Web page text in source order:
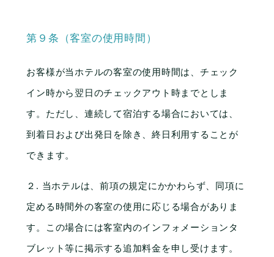
第９条（客室の使用時間）
お客様が当ホテルの客室の使用時間は、チェック
イン時から翌日のチェックアウト時までとしま
す。ただし、連続して宿泊する場合においては、
到着日および出発日を除き、終日利用することが
できます。
２. 当ホテルは、前項の規定にかかわらず、同項に
定める時間外の客室の使用に応じる場合がありま
す。この場合には客室内のインフォメーションタ
ブレット等に掲示する追加料金を申し受けます。